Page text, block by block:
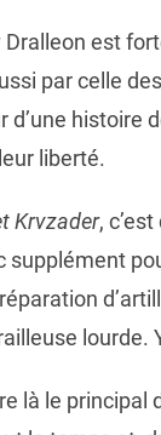
Dralleon est
par celle
d’une
liberté.
Krvzader,
lourde.
là le principal